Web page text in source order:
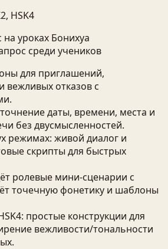
HSK4
уроках Бонихуа
среди учеников
для приглашений,
вежливых отказов с
даты, времени, места и
без двусмысленностей.
режимах: живой диалог и
скрипты для быстрых
ролевые мини-сценарии с
точечную фонетику и шаблоны
простые конструкции для
вежливости/тональности